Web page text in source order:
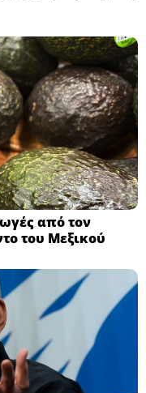
από τον
του Μεξικού